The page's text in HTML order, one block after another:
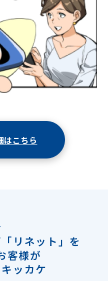
はこちら
リネット」を
客様が
ッカケ